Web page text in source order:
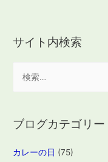
サイト内検索
ブログカテゴリー
カレーの日 (75)